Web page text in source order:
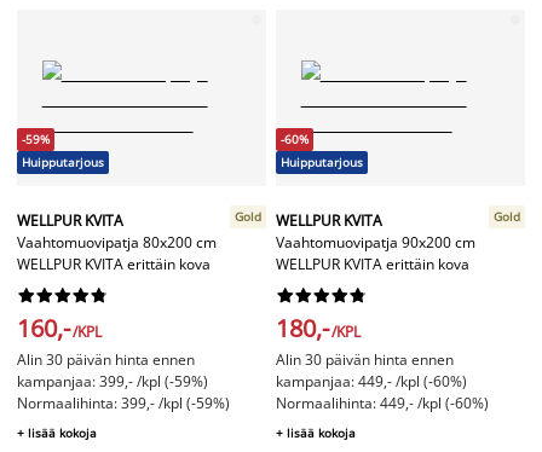
-59%
Huipputarjous
WELLPUR KVITA
Vaahtomuovipatja 80x200 cm
WELLPUR KVITA erittäin kova
Gold






160,-/KPL
Alin 30 päivän hinta ennen
kampanjaa: 399,- /kpl (-59%)
Normaalihinta: 399,- /kpl (-59%)
+ lisää kokoja
-60%
Huipputarjous
WELLPUR KVITA
Vaahtomuovipatja 90x200 cm
WELLPUR KVITA erittäin kova
Gold






180,-/KPL
Alin 30 päivän hinta ennen
kampanjaa: 449,- /kpl (-60%)
Normaalihinta: 449,- /kpl (-60%)
+ lisää kokoja